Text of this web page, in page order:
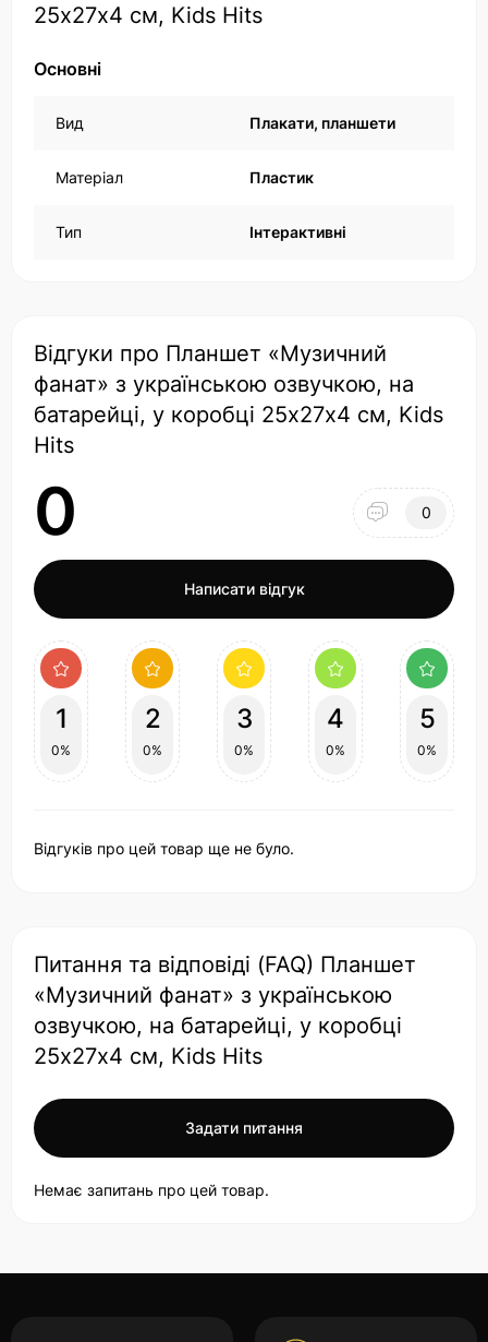
25х27х4 см, Kids Hits
Основні
Вид Плакати, планшети
Матеріал Пластик
Тип Інтерактивні
Відгуки про Планшет «Музичний
фанат» з українською озвучкою, на
батарейці, у коробці 25х27х4 см, Kids
Hits
0 0
Написати відгук
1
0%
2
0%
3
0%
4
0%
5
0%
Відгуків про цей товар ще не було.
Питання та відповіді (FAQ) Планшет
«Музичний фанат» з українською
озвучкою, на батарейці, у коробці
25х27х4 см, Kids Hits
Задати питання
Немає запитань про цей товар.